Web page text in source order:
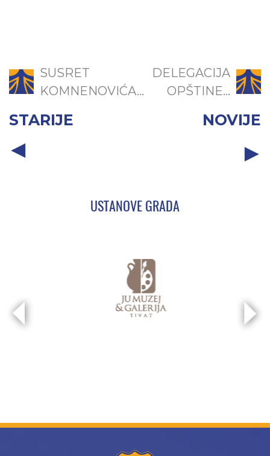
SUSRET
KOMNENOVIĆA...
STARIJE
DELEGACIJA
OPŠTINE...
NOVIJE
USTANOVE GRADA